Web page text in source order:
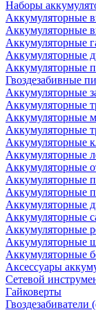
Наборы
Аккумуляторные
Аккумуляторные
Аккумуляторные
Аккумуляторные
Аккумуляторные
Гвоздезабивные
Аккумуляторные
Аккумуляторные
Аккумуляторные
Аккумуляторные
Аккумуляторные
Аккумуляторные
Аккумуляторные
Аккумуляторные
Аккумуляторные
Аккумуляторные
Аккумуляторные
Аккумуляторные
Аккумуляторные
Аккумуляторные
Аксессуары
Сетевой
Гайковерты
Гвоздезабиватели